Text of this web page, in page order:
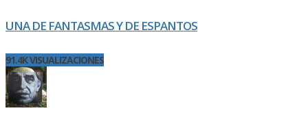
UNA DE FANTASMAS Y DE ESPANTOS
91.4K VISUALIZACIONES